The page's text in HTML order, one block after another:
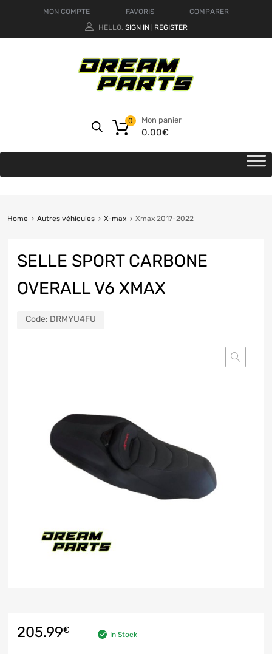
MON COMPTE FAVORIS
COMPARER
HELLO. SIGN IN REGISTER
Mon panier
0.00€
0
Home Autres véhicules X-max Xmax 2017-2022
SELLE SPORT CARBONE
OVERALL V6 XMAX
Code: DRMYU4FU
205.99€ In Stock